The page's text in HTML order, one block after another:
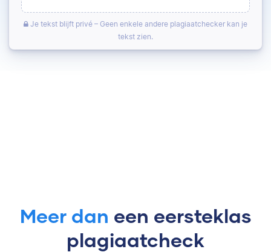
Je tekst blijft privé – Geen enkele andere plagiaatchecker kan je
tekst zien.
Meer dan een eersteklas
plagiaatcheck